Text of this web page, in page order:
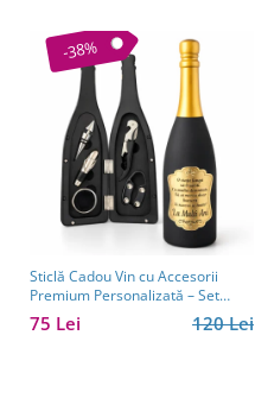
-38%
Sticlă Cadou Vin cu Accesorii
Premium Personalizată – Set
Elegant pentru Bărbați
120 Lei
75 Lei